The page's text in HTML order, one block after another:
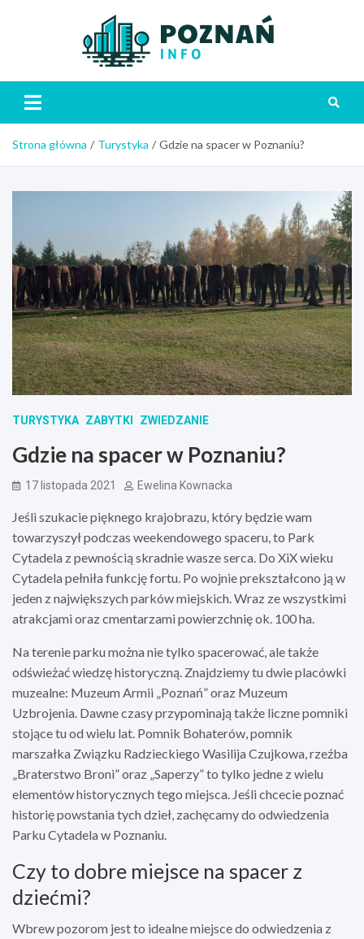
Strona główna Turystyka Gdzie na spacer w Poznaniu?
TURYSTYKA ZABYTKI ZWIEDZANIE
Gdzie na spacer w Poznaniu?
17 listopada 2021 Ewelina Kownacka
Jeśli szukacie pięknego krajobrazu, który będzie wam
towarzyszył podczas weekendowego spaceru, to Park
Cytadela z pewnością skradnie wasze serca. Do XiX wieku
Cytadela pełniła funkcję fortu. Po wojnie prekształcono ją w
jeden z największych parków miejskich. Wraz ze wszystkimi
atrakcjami oraz cmentarzami powierzchnię ok. 100 ha.
Na terenie parku można nie tylko spacerować, ale także
odświeżać wiedzę historyczną. Znajdziemy tu dwie placówki
muzealne: Muzeum Armii „Poznań” oraz Muzeum
Uzbrojenia. Dawne czasy przypominają także liczne pomniki
stojące tu od wielu lat. Pomnik Bohaterów, pomnik
marszałka Związku Radzieckiego Wasilija Czujkowa, rzeźba
„Braterstwo Broni” oraz „Saperzy” to tylko jedne z wielu
elementów historycznych tego miejsca. Jeśli chcecie poznać
historię powstania tych dzieł, zachęcamy do odwiedzenia
Parku Cytadela w Poznaniu.
Czy to dobre miejsce na spacer z
dziećmi?
Wbrew pozorom jest to idealne miejsce do odwiedzenia z